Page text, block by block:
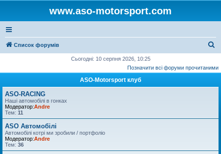
www.aso-motorsport.com
Список форумів
ш
Сьогодні: 10 серпня 2026, 10:25
Позначити всі форуми прочитаними
ASO-Motorsport клуб
ASO-RACING
Наші автомобілі в гонках
Модератор:Andre
Тем: 11
ASO Автомобілі
Автомобілі котрі ми зробили / портфоліо
Модератор:Andre
Тем: 36